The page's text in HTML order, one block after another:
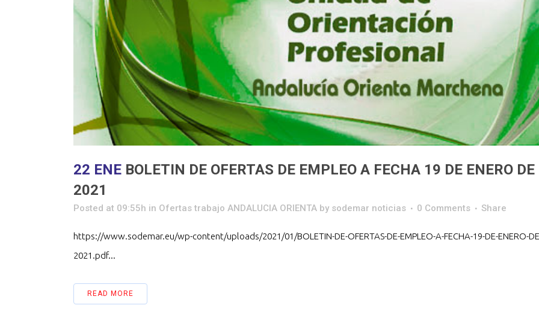
22 ENE BOLETIN DE OFERTAS DE EMPLEO A FECHA 19 DE ENERO DE
2021
Posted at 09:55h in Ofertas trabajo ANDALUCIA ORIENTA by sodemar noticias 0 Comments Share
https://www.sodemar.eu/wp-content/uploads/2021/01/BOLETIN-DE-OFERTAS-DE-EMPLEO-A-FECHA-19-DE-ENERO-
2021.pdf...
READ MORE